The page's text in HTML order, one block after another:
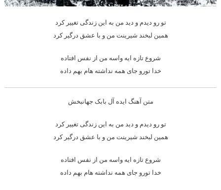
تو رو دیدم و دید من به این زندگی تغییر کرد
همین لبخند شیرینت من و با عشق درگیر کرد
شروع تازه ایه واسه من از نفس افتاده
خدا تورو جای همه نداشته هام بهم داده
متن آهنگ ایده آل بابک جهانبخش
تو رو دیدم و دید من به این زندگی تغییر کرد
همین لبخند شیرینت من و با عشق درگیر کرد
شروع تازه ایه واسه من از نفس افتاده
خدا تورو جای همه نداشته هام بهم داده